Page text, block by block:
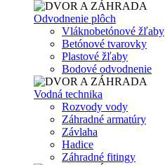
Odvodnenie plôch
Vláknobetónové žľaby
Betónové tvarovky
Plastové žľaby
Bodové odvodnenie
Vodná technika
Rozvody vody
Záhradné armatúry
Závlaha
Hadice
Záhradné fitingy